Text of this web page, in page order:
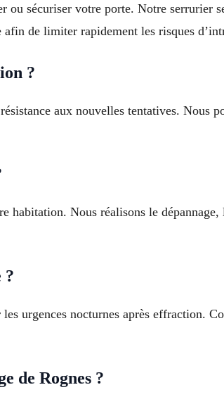
ou sécuriser votre porte. Notre serrurier
de limiter rapidement les risques
?
aux nouvelles tentatives. Nous
Nous réalisons le
?
urgences nocturnes après effraction.
de Rognes ?